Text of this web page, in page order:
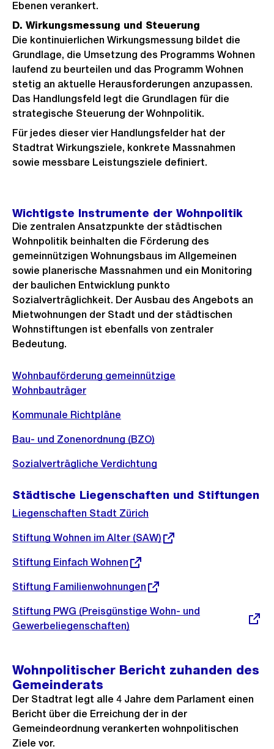
Ebenen verankert.
D. Wirkungsmessung und Steuerung
Die kontinuierlichen Wirkungsmessung bildet die
Grundlage, die Umsetzung des Programms Wohnen
laufend zu beurteilen und das Programm Wohnen
stetig an aktuelle Herausforderungen anzupassen.
Das Handlungsfeld legt die Grundlagen für die
strategische Steuerung der Wohnpolitik.
Für jedes dieser vier Handlungsfelder hat der
Stadtrat Wirkungsziele, konkrete Massnahmen
sowie messbare Leistungsziele definiert.
Wichtigste Instrumente der Wohnpolitik
Die zentralen Ansatzpunkte der städtischen
Wohnpolitik beinhalten die Förderung des
gemeinnützigen Wohnungsbaus im Allgemeinen
sowie planerische Massnahmen und ein Monitoring
der baulichen Entwicklung punkto
Sozialverträglichkeit. Der Ausbau des Angebots an
Mietwohnungen der Stadt und der städtischen
Wohnstiftungen ist ebenfalls von zentraler
Bedeutung.
Wohnbauförderung gemeinnützige
Wohnbauträger
Kommunale Richtpläne
Bau- und Zonenordnung (BZO)
Sozialverträgliche Verdichtung
Städtische Liegenschaften und Stiftungen
Liegenschaften Stadt Zürich
Externer
Stiftung Wohnen im Alter (SAW)
Externer
Stiftung Einfach Wohnen
Externer
Stiftung Familienwohnungen
Externer
Link:
Stiftung PWG (Preisgünstige Wohn- und
Gewerbeliegenschaften)
Wohnpolitischer Bericht zuhanden des
Gemeinderats
Der Stadtrat legt alle 4 Jahre dem Parlament einen
Bericht über die Erreichung der in der
Gemeindeordnung verankerten wohnpolitischen
Ziele vor.